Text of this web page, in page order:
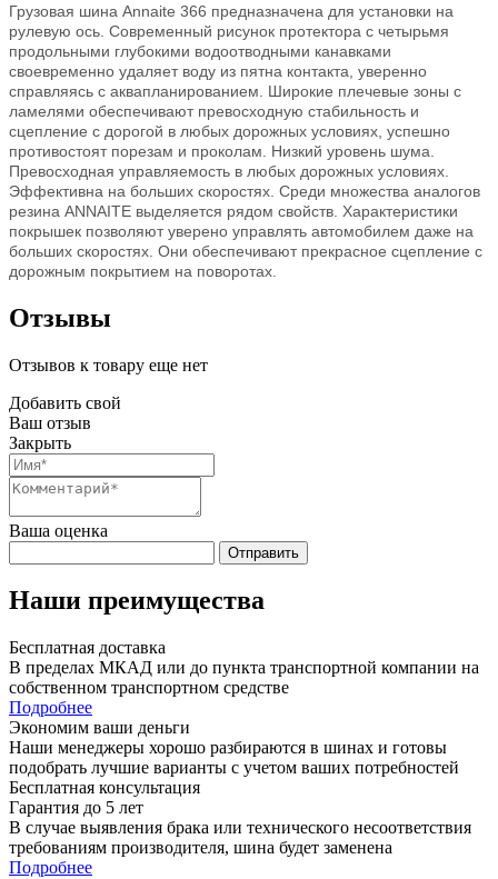
Грузовая шина Annaite 366 предназначена для установки на
рулевую ось. Современный рисунок протектора с четырьмя
продольными глубокими водоотводными канавками
своевременно удаляет воду из пятна контакта, уверенно
справляясь с аквапланированием. Широкие плечевые зоны с
ламелями обеспечивают превосходную стабильность и
сцепление с дорогой в любых дорожных условиях, успешно
противостоят порезам и проколам. Низкий уровень шума.
Превосходная управляемость в любых дорожных условиях.
Эффективна на больших скоростях. Среди множества аналогов
резина ANNAITE выделяется рядом свойств. Характеристики
покрышек позволяют уверено управлять автомобилем даже на
больших скоростях. Они обеспечивают прекрасное сцепление с
дорожным покрытием на поворотах.
Отзывы
Отзывов к товару еще нет
Добавить свой
Ваш отзыв
Закрыть
Ваша оценка
Отправить
Наши преимущества
Бесплатная доставка
В пределах МКАД или до пункта транспортной компании на
собственном транспортном средстве
Подробнее
Экономим ваши деньги
Наши менеджеры хорошо разбираются в шинах и готовы
подобрать лучшие варианты с учетом ваших потребностей
Бесплатная консультация
Гарантия до 5 лет
В случае выявления брака или технического несоответствия
требованиям производителя, шина будет заменена
Подробнее